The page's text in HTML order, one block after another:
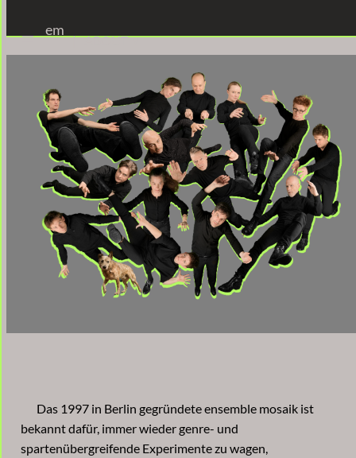
em
ABOUT
Das 1997 in Berlin gegründete ensemble mosaik ist
bekannt dafür, immer wieder genre- und
spartenübergreifende Experimente zu wagen,